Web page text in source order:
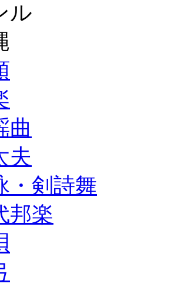
ル
曲
夫
・剣詩舞
邦楽